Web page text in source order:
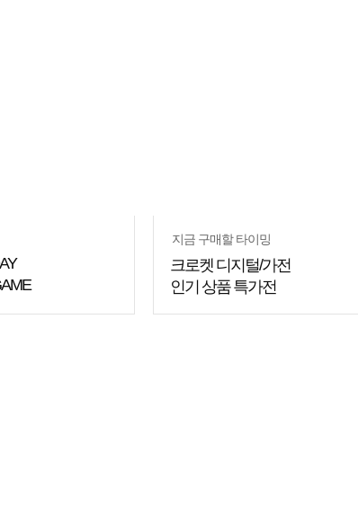
지금 구매할 타이밍
크로켓 디지털/가전
인기 상품 특가전